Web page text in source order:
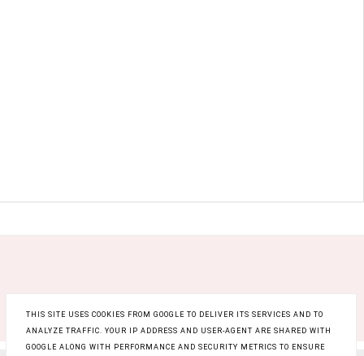
THIS SITE USES COOKIES FROM GOOGLE TO DELIVER ITS SERVICES AND TO
ANALYZE TRAFFIC. YOUR IP ADDRESS AND USER-AGENT ARE SHARED WITH
GOOGLE ALONG WITH PERFORMANCE AND SECURITY METRICS TO ENSURE